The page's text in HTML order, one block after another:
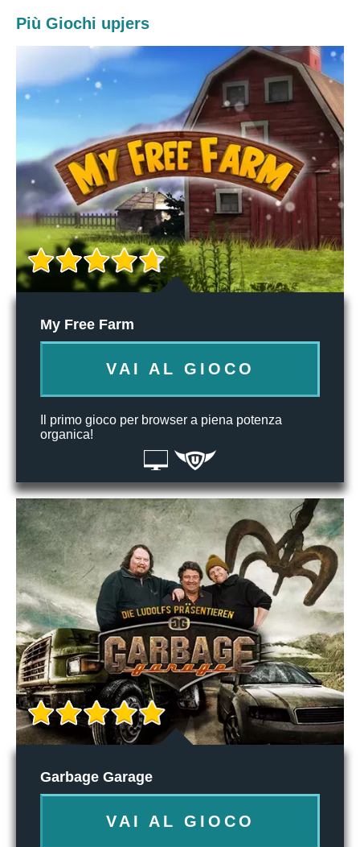
Più Giochi upjers
My Free Farm
VAI AL GIOCO
Il primo gioco per browser a piena potenza
organica!
Garbage Garage
VAI AL GIOCO